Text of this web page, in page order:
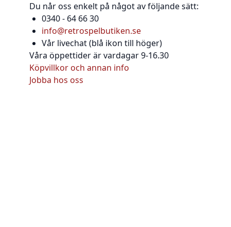
Du når oss enkelt på något av följande sätt:
0340 - 64 66 30
info@retrospelbutiken.se
Vår livechat (blå ikon till höger)
Våra öppettider är vardagar 9-16.30
Köpvillkor och annan info
Jobba hos oss